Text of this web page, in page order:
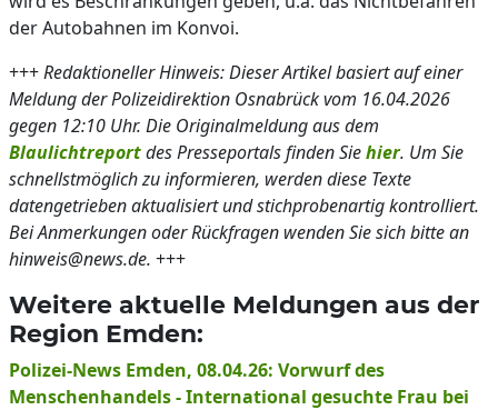
der Autobahnen im Konvoi.
+++Redaktioneller Hinweis: Dieser Artikel basiert auf einer
Meldung der Polizeidirektion Osnabrück vom 16.04.2026
gegen 12:10 Uhr. Die Originalmeldung aus dem
Blaulichtreportdes Presseportals finden Siehier. Um Sie
schnellstmöglich zu informieren, werden diese Texte
datengetrieben aktualisiert und stichprobenartig kontrolliert.
Bei Anmerkungen oder Rückfragen wenden Sie sich bitte an
hinweis@news.de. +++
Weitere aktuelle Meldungen aus der
Region Emden:
Polizei-News Emden, 08.04.26: Vorwurf des
Menschenhandels - International gesuchte Frau bei